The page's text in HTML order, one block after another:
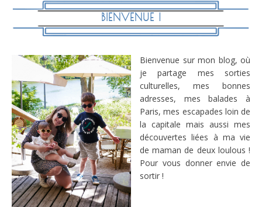
BIENVENUE !
Bienvenue sur mon blog, où
je partage mes sorties
culturelles, mes bonnes
adresses, mes balades à
Paris, mes escapades loin de
la capitale mais aussi mes
découvertes liées à ma vie
de maman de deux loulous !
Pour vous donner envie de
sortir !